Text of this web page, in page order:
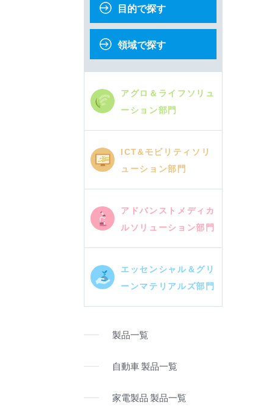
目的で探す
領域で探す
アグロ＆ライフソリュ
ーション部門
ICT&モビリティソリ
ューション部門
アドバンストメディカ
ルソリューション部門
エッセンシャル＆グリ
ーンマテリアルズ部門
製品一覧
自動車 製品一覧
家電製品 製品一覧